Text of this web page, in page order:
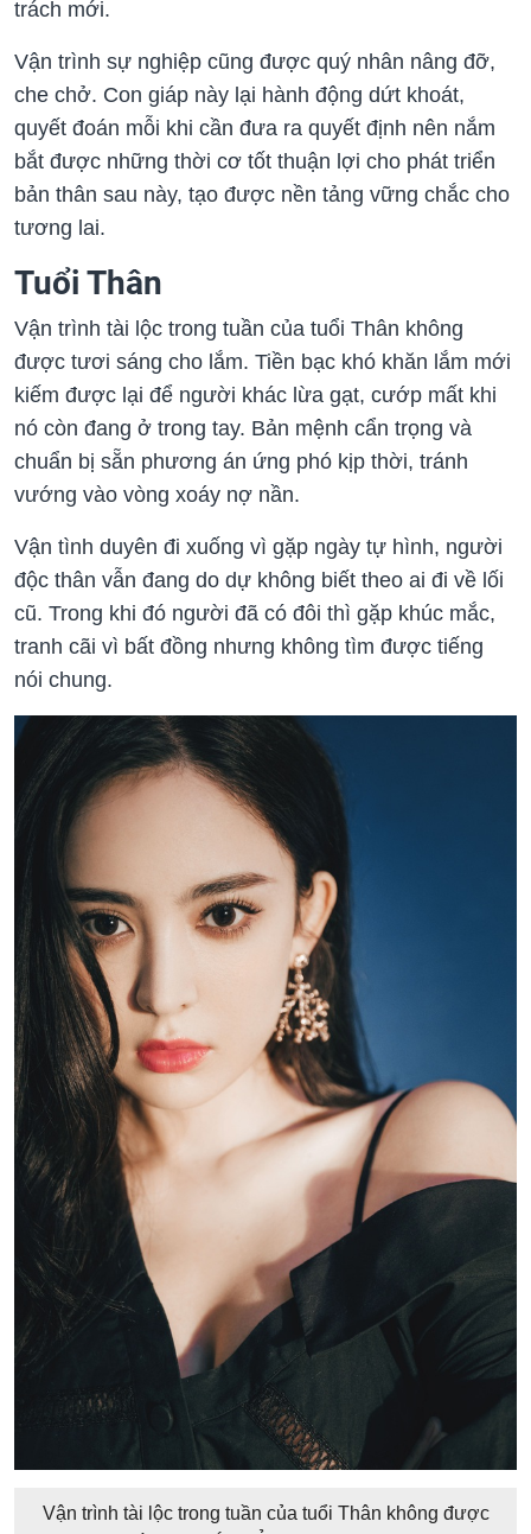
trách mới.
Vận trình sự nghiệp cũng được quý nhân nâng đỡ,
che chở. Con giáp này lại hành động dứt khoát,
quyết đoán mỗi khi cần đưa ra quyết định nên nắm
bắt được những thời cơ tốt thuận lợi cho phát triển
bản thân sau này, tạo được nền tảng vững chắc cho
tương lai.
Tuổi Thân
Vận trình tài lộc trong tuần của tuổi Thân không
được tươi sáng cho lắm. Tiền bạc khó khăn lắm mới
kiếm được lại để người khác lừa gạt, cướp mất khi
nó còn đang ở trong tay. Bản mệnh cẩn trọng và
chuẩn bị sẵn phương án ứng phó kịp thời, tránh
vướng vào vòng xoáy nợ nần.
Vận tình duyên đi xuống vì gặp ngày tự hình, người
độc thân vẫn đang do dự không biết theo ai đi về lối
cũ. Trong khi đó người đã có đôi thì gặp khúc mắc,
tranh cãi vì bất đồng nhưng không tìm được tiếng
nói chung.
Vận trình tài lộc trong tuần của tuổi Thân không được